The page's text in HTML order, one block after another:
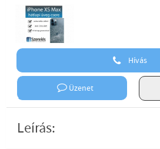
Hívás
Üzenet
Leírás: